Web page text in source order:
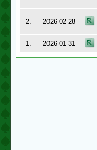
2. 2026-02-28
1.
2026-01-31